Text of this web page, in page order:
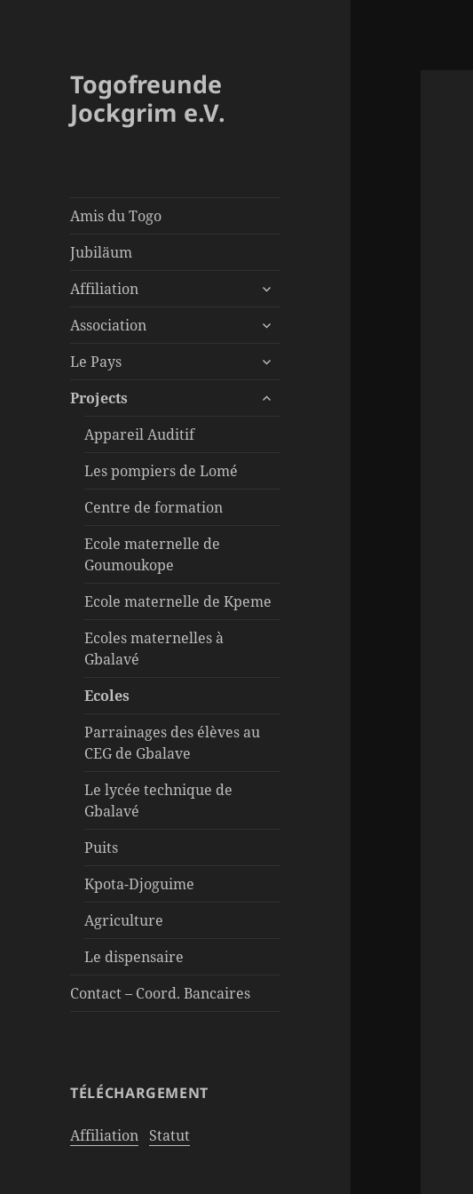
Togofreunde
Jockgrim e.V.
Amis du Togo
Jubiläum
Affiliation
ouvrir
sous-
Association
ouvrir
sous-
Le Pays
ouvrir
sous-
Projects
ouvrir
Appareil Auditif
Les pompiers de Lomé
Centre de formation
Ecole maternelle de
Goumoukope
Ecole maternelle de Kpeme
Ecoles maternelles à
Gbalavé
Ecoles
Parrainages des élèves au
CEG de Gbalave
Le lycée technique de
Gbalavé
Puits
Kpota-Djoguime
Agriculture
Le dispensaire
Contact – Coord. Bancaires
TÉLÉCHARGEMENT
Affiliation Statut